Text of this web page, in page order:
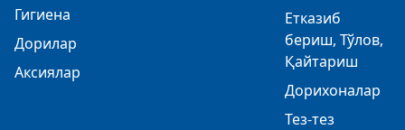
Гигиена
Дорилар
Аксиялар
Етказиб
бериш, Тўлов,
Қайтариш
Дорихоналар
Тез-тез